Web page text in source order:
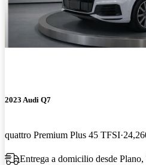
2023 Audi Q7
quattro Premium Plus 45 TFSI
Entrega a domicilio desde